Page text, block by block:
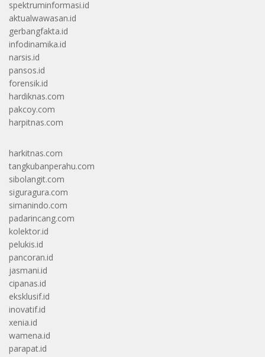
spektruminformasi.id
aktualwawasan.id
gerbangfakta.id
infodinamika.id
narsis.id
pansos.id
forensik.id
hardiknas.com
pakcoy.com
harpitnas.com
harkitnas.com
tangkubanperahu.com
sibolangit.com
siguragura.com
simanindo.com
padarincang.com
kolektor.id
pelukis.id
pancoran.id
jasmani.id
cipanas.id
eksklusif.id
inovatif.id
xenia.id
wamena.id
parapat.id